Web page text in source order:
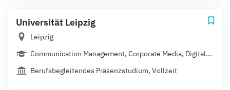
Universität Leipzig
Leipzig
Communication Management, Corporate Media, Digital...
Berufsbegleitendes Präsenzstudium, Vollzeit